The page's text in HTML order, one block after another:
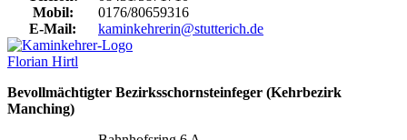
Mobil:
0176/80659316
E-Mail:
kaminkehrerin@stutterich.de
Florian Hirtl
Bevollmächtigter Bezirksschornsteinfeger (Kehrbezirk
Manching)